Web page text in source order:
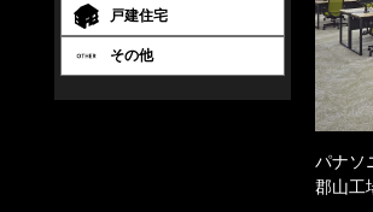
戸建住宅
その他
パナソ
郡山工